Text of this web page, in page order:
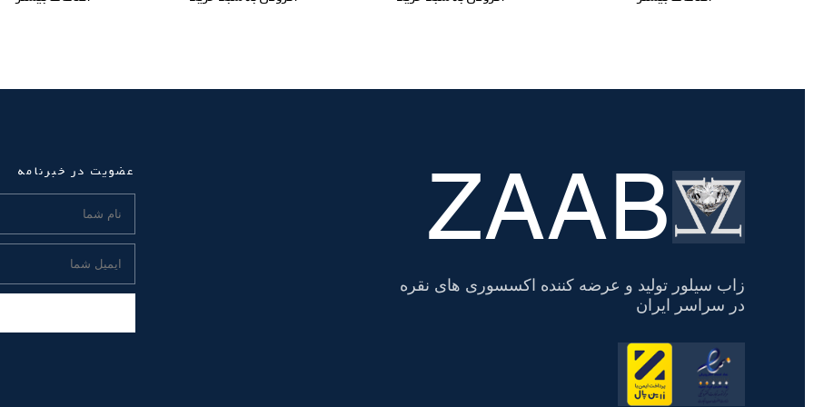
تسویه
حساب ZAAB
زاب سیلور تولید و عرضه کننده اکسسوری های نقره
در سراسر ایران
عضویت در خبرنامه